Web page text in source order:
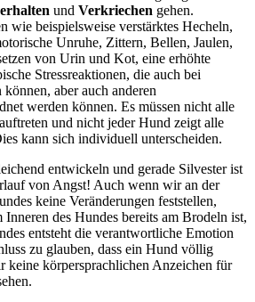
und Verkriechen gehen.
wie beispielsweise verstärktes Hecheln,
Unruhe, Zittern, Bellen, Jaulen,
von Urin und Kot, eine erhöhte
Stressreaktionen, die auch bei
können, aber auch anderen
werden können. Es müssen nicht alle
und nicht jeder Hund zeigt alle
kann sich individuell unterscheiden.
entwickeln und gerade Silvester ist
von Angst! Auch wenn wir an der
keine Veränderungen feststellen,
des Hundes bereits am Brodeln ist,
entsteht die verantwortliche Emotion
zu glauben, dass ein Hund völlig
keine körpersprachlichen Anzeichen für